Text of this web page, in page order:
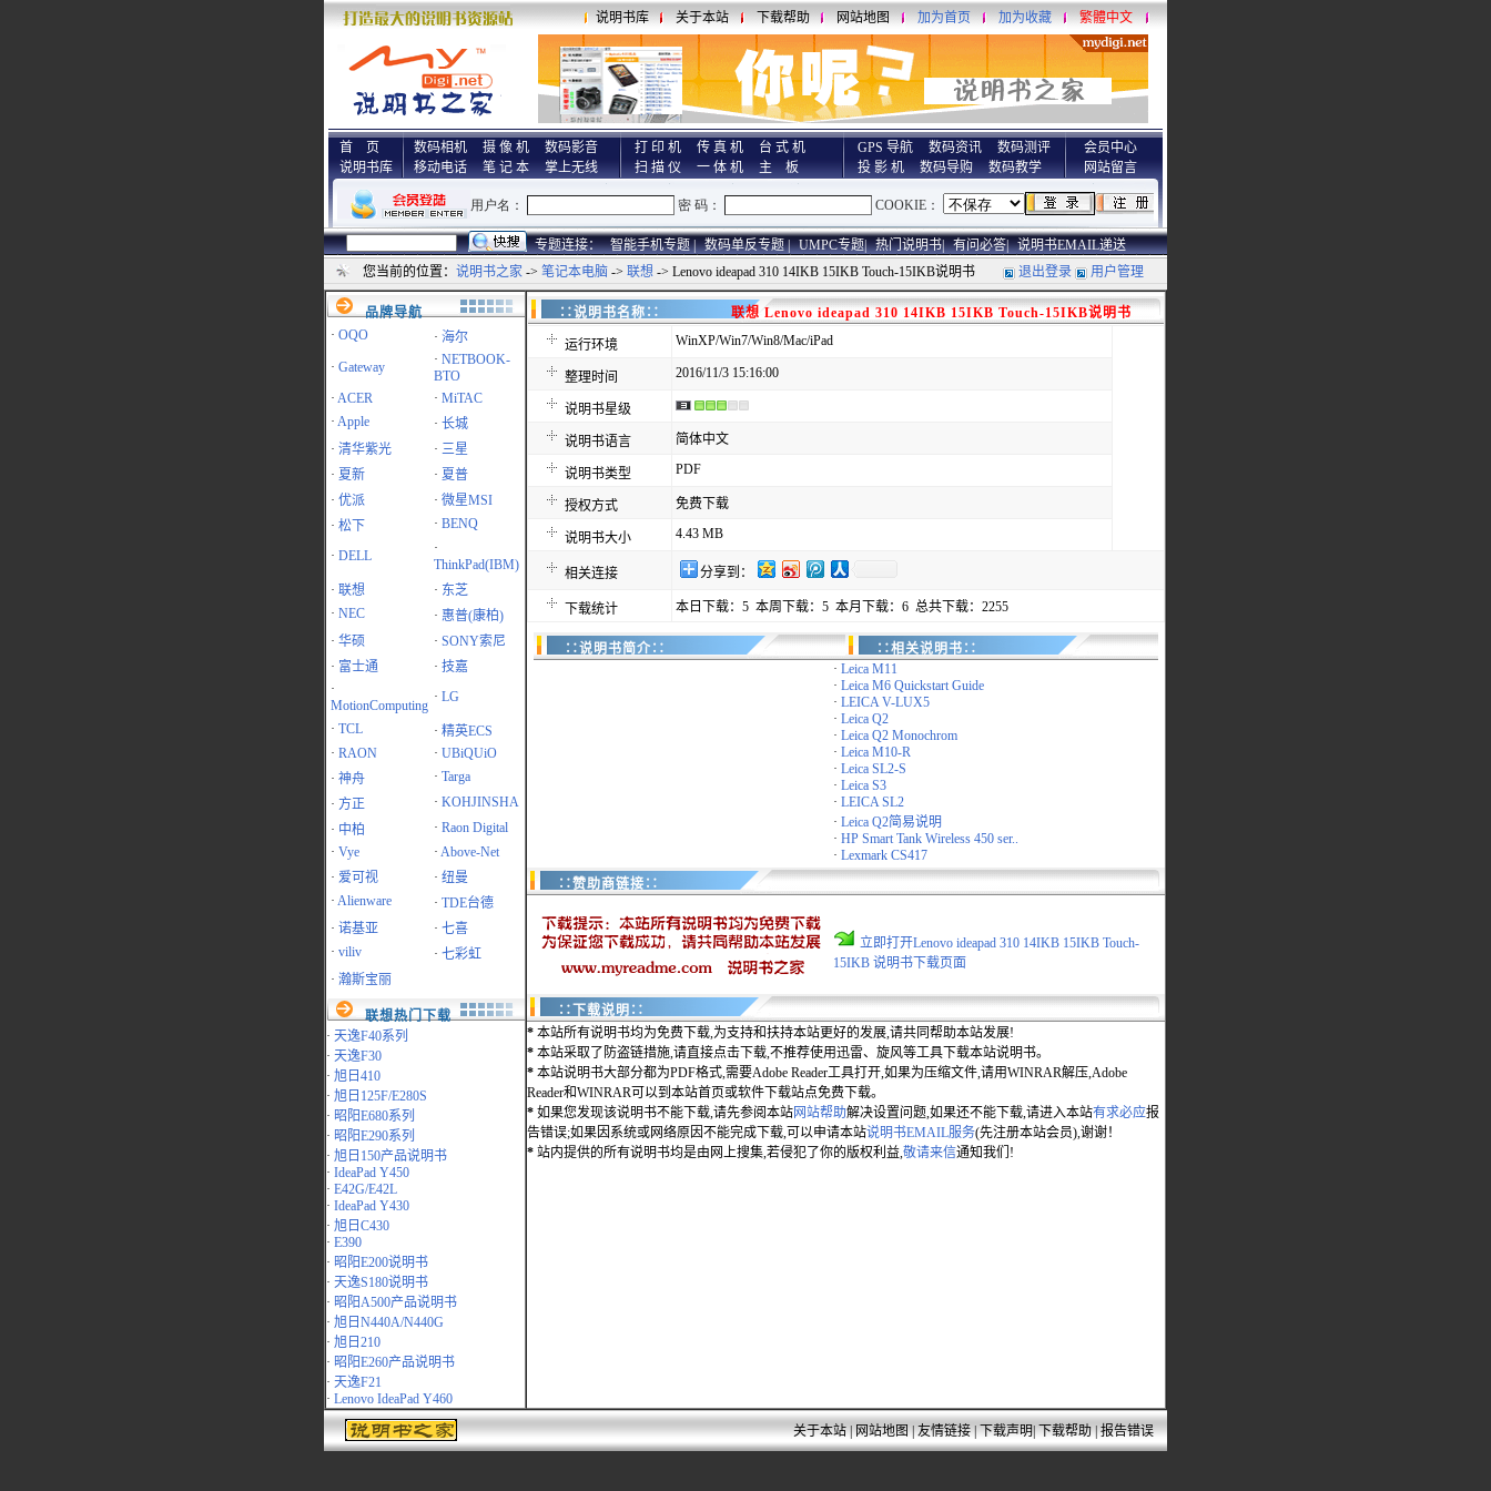
说明书库 关于本站 下载帮助 网站地图 加为首页 加为收藏 繁體中文
首 页
说明书库
数码相机 摄 像 机
数码影音
移动电话
笔 记 本 掌上无线
打 印 机 传 真 机
台 式 机
扫 描 仪
一 体 机 主 板
GPS 导航 数码资讯
数码测评
投 影 机
数码导购 数码教学
会员中心
网站留言
专题连接： 智能手机专题 | 数码单反专题 | UMPC专题| 热门说明书| 有问必答| 说明书EMAIL递送
您当前的位置： 说明书之家 -> 笔记本电脑 -> 联想 -> Lenovo ideapad 310 14IKB 15IKB Touch-15IKB说明书 退出登录 用户管理
品牌导航
· OQO · 海尔
· Gateway · NETBOOK-
BTO
· ACER · MiTAC
· Apple · 长城
· 清华紫光 · 三星
· 夏新 · 夏普
· 优派 · 微星MSI
· 松下 · BENQ
· DELL
·
ThinkPad(IBM)
· 联想 · 东芝
· NEC · 惠普(康柏)
· 华硕 · SONY索尼
· 富士通 · 技嘉
·
MotionComputing
· LG
· TCL · 精英ECS
· RAON · UBiQUiO
· 神舟 · Targa
· 方正 · KOHJINSHA
· 中柏 · Raon Digital
· Vye · Above-Net
· 爱可视 · 纽曼
· Alienware · TDE台德
· 诺基亚 · 七喜
· viliv · 七彩虹
· 瀚斯宝丽
联想热门下载
· 天逸F40系列
· 天逸F30
· 旭日410
· 旭日125F/E280S
· 昭阳E680系列
· 昭阳E290系列
· 旭日150产品说明书
· IdeaPad Y450
· E42G/E42L
· IdeaPad Y430
· 旭日C430
· E390
· 昭阳E200说明书
· 天逸S180说明书
· 昭阳A500产品说明书
· 旭日N440A/N440G
· 旭日210
· 昭阳E260产品说明书
· 天逸F21
· Lenovo IdeaPad Y460
∷说明书名称∷ 联想 Lenovo ideapad 310 14IKB 15IKB Touch-15IKB说明书
运行环境 WinXP/Win7/Win8/Mac/iPad
整理时间 2016/11/3 15:16:00
说明书星级
说明书语言 简体中文
说明书类型 PDF
授权方式 免费下载
说明书大小 4.43 MB
相关连接 分享到：
下载统计 本日下载：5 本周下载：5 本月下载：6 总共下载：2255
∷说明书简介∷
∷相关说明书∷
· Leica M11
· Leica M6 Quickstart Guide
· LEICA V-LUX5
· Leica Q2
· Leica Q2 Monochrom
· Leica M10-R
· Leica SL2-S
· Leica S3
· LEICA SL2
· Leica Q2简易说明
· HP Smart Tank Wireless 450 ser..
· Lexmark CS417
∷赞助商链接∷
立即打开Lenovo ideapad 310 14IKB 15IKB Touch-
15IKB 说明书下载页面
∷下载说明∷
* 本站所有说明书均为免费下载,为支持和扶持本站更好的发展,请共同帮助本站发展!
* 本站采取了防盗链措施,请直接点击下载,不推荐使用迅雷、旋风等工具下载本站说明书。
* 本站说明书大部分都为PDF格式,需要Adobe Reader工具打开,如果为压缩文件,请用WINRAR解压,Adobe
Reader和WINRAR可以到本站首页或软件下载站点免费下载。
* 如果您发现该说明书不能下载,请先参阅本站网站帮助解决设置问题,如果还不能下载,请进入本站有求必应报
告错误;如果因系统或网络原因不能完成下载,可以申请本站说明书EMAIL服务(先注册本站会员),谢谢！
* 站内提供的所有说明书均是由网上搜集,若侵犯了你的版权利益,敬请来信通知我们!
关于本站|网站地图|友情链接|下载声明|下载帮助|报告错误